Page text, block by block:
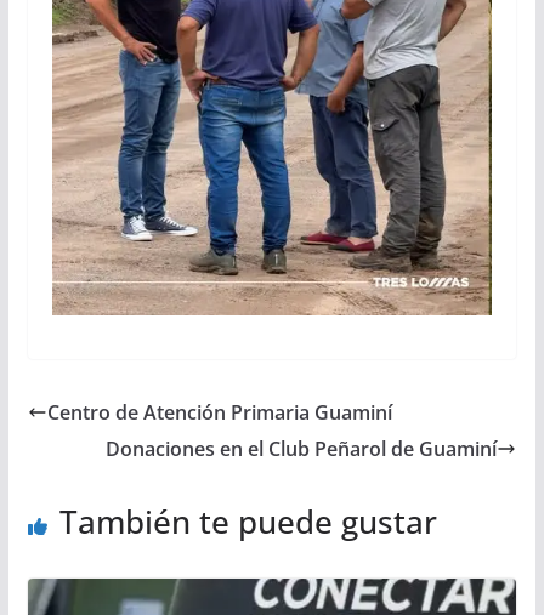
Centro de Atención Primaria Guaminí
Donaciones en el Club Peñarol de Guaminí
También te puede gustar